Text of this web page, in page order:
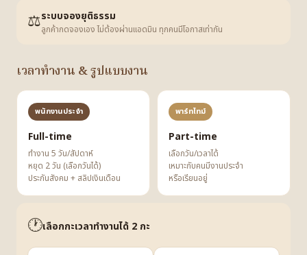
⚖️ระบบจองยุติธรรม
ลูกค้ากดจองเอง ไม่ต้องผ่านแอดมิน ทุกคนมีโอกาสเท่ากัน
เวลาทำงาน & รูปแบบงาน
พนักงานประจำ
Full-time
ทำงาน 5 วัน/สัปดาห์
หยุด 2 วัน (เลือกวันได้)
ประกันสังคม + สลิปเงินเดือน
พาร์ทไทม์
Part-time
เลือกวัน/เวลาได้
เหมาะกับคนมีงานประจำ
หรือเรียนอยู่
🕐เลือกกะเวลาทำงานได้ 2 กะ